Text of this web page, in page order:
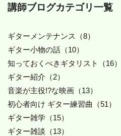
講師ブログカテゴリ一覧
ギターメンテナンス（8）
ギター小物の話（10）
知っておくべきギタリスト（16）
ギター紹介（2）
音楽が主役!?な映画（13）
初心者向け ギター練習曲（51）
ギター雑学（15）
ギター雑談（13）